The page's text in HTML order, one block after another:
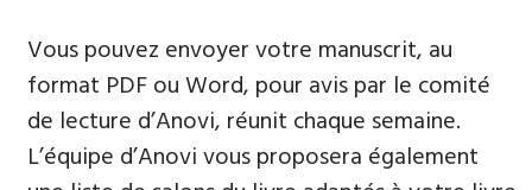
Vous pouvez envoyer votre manuscrit, au
format PDF ou Word, pour avis par le comité
de lecture d’Anovi, réunit chaque semaine.
L’équipe d’Anovi vous proposera également